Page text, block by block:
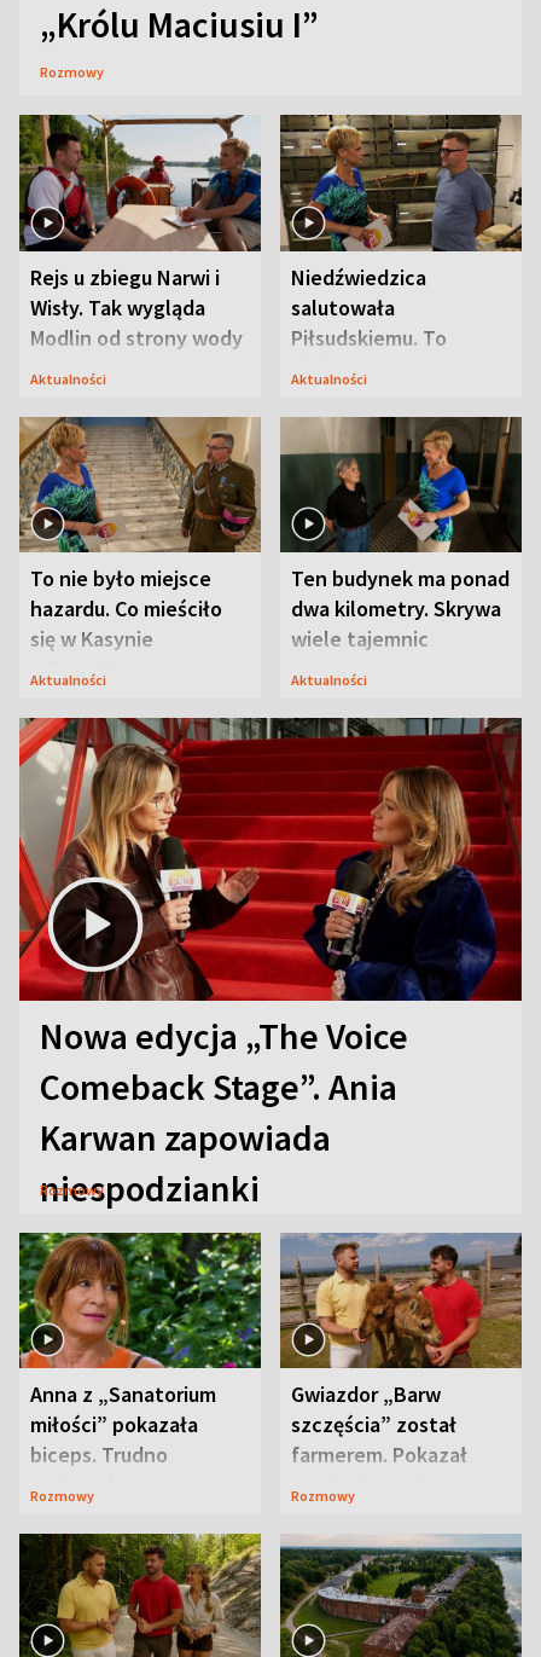
„Królu Maciusiu I”
Rozmowy
Rejs u zbiegu Narwi i
Wisły. Tak wygląda
Modlin od strony wody
Aktualności
Niedźwiedzica
salutowała
Piłsudskiemu. To
niejedyna tajemnica
Aktualności
To nie było miejsce
hazardu. Co mieściło
się w Kasynie
Oficerskim?
Aktualności
Ten budynek ma ponad
dwa kilometry. Skrywa
wiele tajemnic
Aktualności
Nowa edycja „The Voice
Comeback Stage”. Ania
Karwan zapowiada
niespodzianki
Rozmowy
Anna z „Sanatorium
miłości” pokazała
biceps. Trudno
uwierzyć, co przeszła
Rozmowy
Gwiazdor „Barw
szczęścia” został
farmerem. Pokazał
swoje niezwykłe
Rozmowy